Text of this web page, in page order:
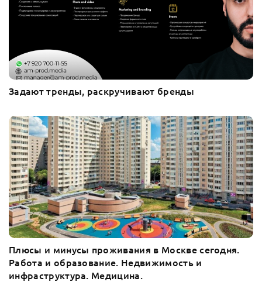
Задают тренды, раскручивают бренды
Плюсы и минусы проживания в Москве сегодня.
Работа и образование. Недвижимость и
инфраструктура. Медицина.